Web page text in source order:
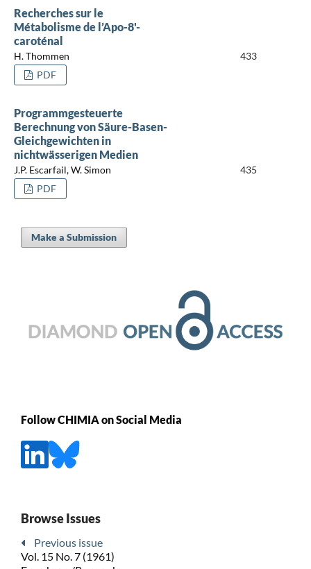
Recherches sur le
Métabolisme de l’Apo-8'-
caroténal
H. Thommen
433
PDF
Programmgesteuerte
Berechnung von Säure-Basen-
Gleichgewichten in
nichtwässerigen Medien
J.P. Escarfail, W. Simon
435
PDF
Make a Submission
Follow CHIMIA on Social Media
Browse Issues
Previous issue
Vol. 15 No. 7 (1961)